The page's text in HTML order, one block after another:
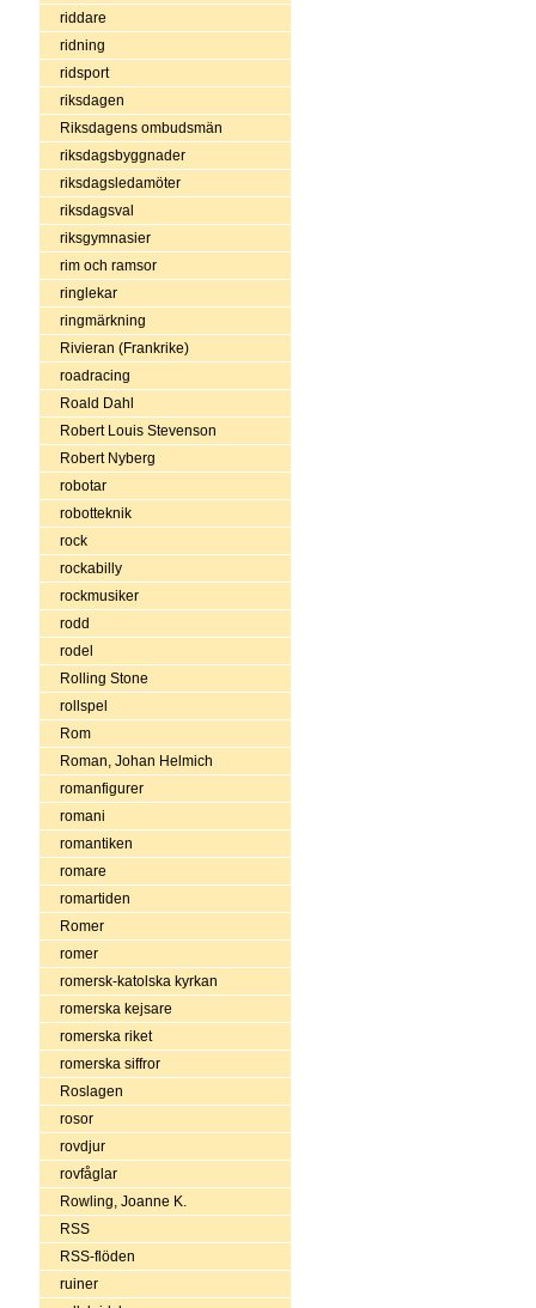
riddare
ridning
ridsport
riksdagen
Riksdagens ombudsmän
riksdagsbyggnader
riksdagsledamöter
riksdagsval
riksgymnasier
rim och ramsor
ringlekar
ringmärkning
Rivieran (Frankrike)
roadracing
Roald Dahl
Robert Louis Stevenson
Robert Nyberg
robotar
robotteknik
rock
rockabilly
rockmusiker
rodd
rodel
Rolling Stone
rollspel
Rom
Roman, Johan Helmich
romanfigurer
romani
romantiken
romare
romartiden
Romer
romer
romersk-katolska kyrkan
romerska kejsare
romerska riket
romerska siffror
Roslagen
rosor
rovdjur
rovfåglar
Rowling, Joanne K.
RSS
RSS-flöden
ruiner